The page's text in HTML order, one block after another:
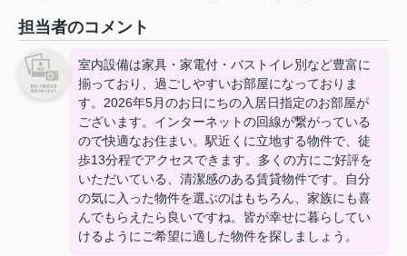
担当者のコメント
室内設備は家具・家電付・バストイレ別など豊富に
揃っており、過ごしやすいお部屋になっておりま
す。2026年5月のお日にちの入居日指定のお部屋が
ございます。インターネットの回線が繋がっている
ので快適なお住まい。駅近くに立地する物件で、徒
歩13分程でアクセスできます。多くの方にご好評を
いただいている、清潔感のある賃貸物件です。自分
の気に入った物件を選ぶのはもちろん、家族にも喜
んでもらえたら良いですね。皆が幸せに暮らしてい
けるようにご希望に適した物件を探しましょう。